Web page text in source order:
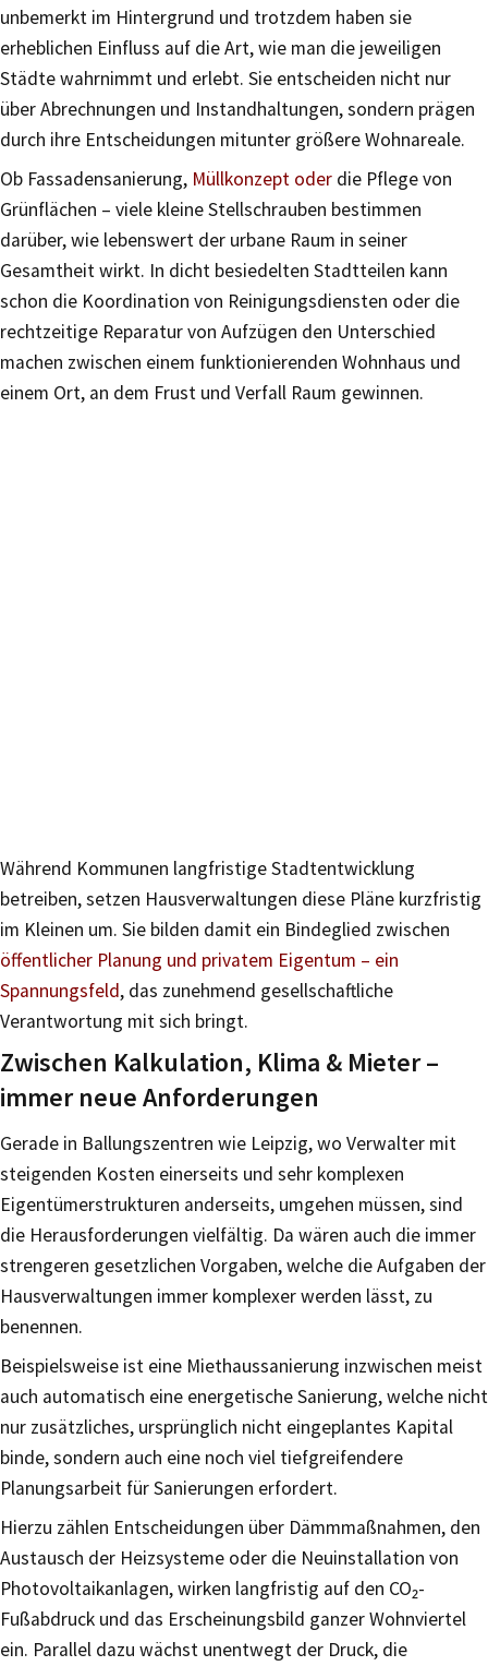
unbemerkt im Hintergrund und trotzdem haben sie
erheblichen Einfluss auf die Art, wie man die jeweiligen
Städte wahrnimmt und erlebt. Sie entscheiden nicht nur
über Abrechnungen und Instandhaltungen, sondern prägen
durch ihre Entscheidungen mitunter größere Wohnareale.
Ob Fassadensanierung, Müllkonzept oder die Pflege von
Grünflächen – viele kleine Stellschrauben bestimmen
darüber, wie lebenswert der urbane Raum in seiner
Gesamtheit wirkt. In dicht besiedelten Stadtteilen kann
schon die Koordination von Reinigungsdiensten oder die
rechtzeitige Reparatur von Aufzügen den Unterschied
machen zwischen einem funktionierenden Wohnhaus und
einem Ort, an dem Frust und Verfall Raum gewinnen.
Während Kommunen langfristige Stadtentwicklung
betreiben, setzen Hausverwaltungen diese Pläne kurzfristig
im Kleinen um. Sie bilden damit ein Bindeglied zwischen
öffentlicher Planung und privatem Eigentum – ein
Spannungsfeld, das zunehmend gesellschaftliche
Verantwortung mit sich bringt.
Zwischen Kalkulation, Klima & Mieter –
immer neue Anforderungen
Gerade in Ballungszentren wie Leipzig, wo Verwalter mit
steigenden Kosten einerseits und sehr komplexen
Eigentümerstrukturen anderseits, umgehen müssen, sind
die Herausforderungen vielfältig. Da wären auch die immer
strengeren gesetzlichen Vorgaben, welche die Aufgaben der
Hausverwaltungen immer komplexer werden lässt, zu
benennen.
Beispielsweise ist eine Miethaussanierung inzwischen meist
auch automatisch eine energetische Sanierung, welche nicht
nur zusätzliches, ursprünglich nicht eingeplantes Kapital
binde, sondern auch eine noch viel tiefgreifendere
Planungsarbeit für Sanierungen erfordert.
Hierzu zählen Entscheidungen über Dämmmaßnahmen, den
Austausch der Heizsysteme oder die Neuinstallation von
Photovoltaikanlagen, wirken langfristig auf den CO₂-
Fußabdruck und das Erscheinungsbild ganzer Wohnviertel
ein. Parallel dazu wächst unentwegt der Druck, die